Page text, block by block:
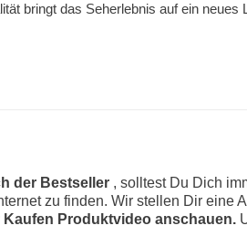
bringt das Seherlebnis auf ein neues
der Bestseller , solltest Du Dich
zu finden. Wir stellen Dir
Produktvideo anschauen.